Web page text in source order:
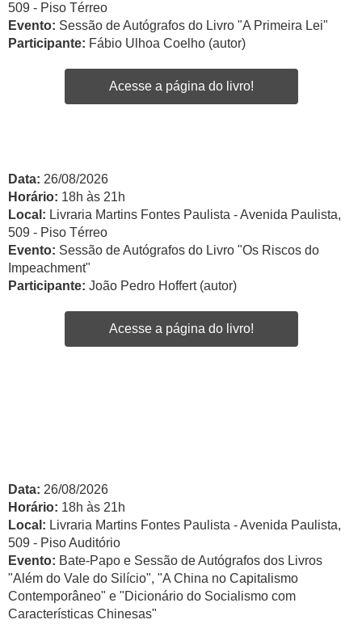
509 - Piso Térreo
Evento: Sessão de Autógrafos do Livro "A Primeira Lei"
Participante: Fábio Ulhoa Coelho (autor)
Acesse a página do livro!
Data: 26/08/2026
Horário: 18h às 21h
Local: Livraria Martins Fontes Paulista - Avenida Paulista,
509 - Piso Térreo
Evento: Sessão de Autógrafos do Livro "Os Riscos do
Impeachment"
Participante: João Pedro Hoffert (autor)
Acesse a página do livro!
Data: 26/08/2026
Horário: 18h às 21h
Local: Livraria Martins Fontes Paulista - Avenida Paulista,
509 - Piso Auditório
Evento: Bate-Papo e Sessão de Autógrafos dos Livros
"Além do Vale do Silício", "A China no Capitalismo
Contemporâneo" e "Dicionário do Socialismo com
Características Chinesas"